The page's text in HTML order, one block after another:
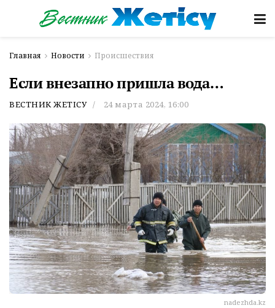
Главная Новости Происшествия
Если внезапно пришла вода…
ВЕСТНИК ЖЕТІСУ 24 марта 2024, 16:00
nadezhda.kz